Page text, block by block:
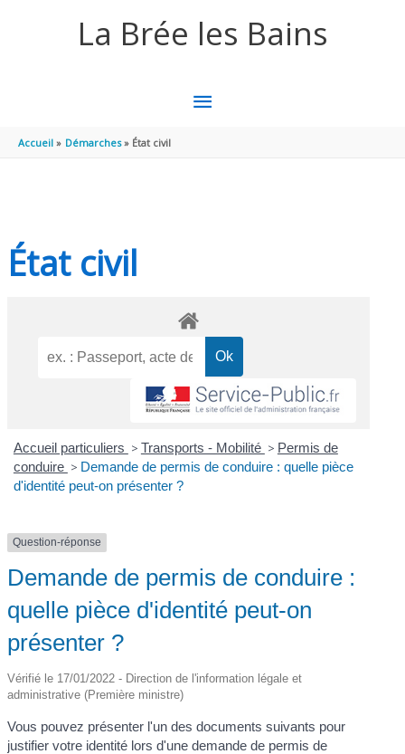
La Brée les Bains
MENU
Accueil Démarches État civil
État civil
Accueil particuliers > Transports - Mobilité > Permis de
conduire > Demande de permis de conduire : quelle pièce
d'identité peut-on présenter ?
Question-réponse
Demande de permis de conduire :
quelle pièce d'identité peut-on
présenter ?
Vérifié le 17/01/2022 - Direction de l'information légale et
administrative (Première ministre)
Vous pouvez présenter l'un des documents suivants pour
justifier votre identité lors d'une demande de permis de